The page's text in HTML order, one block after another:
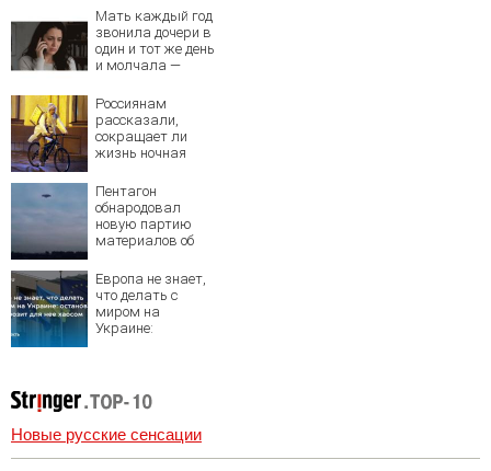
неизбежной
Мать каждый год
звонила дочери в
один и тот же день
и молчала —
раскрылась
слишком поздно:
история одной
семьи
Россиянам
рассказали,
сокращает ли
жизнь ночная
Пентагон
обнародовал
новую партию
материалов об
Вести.ru
Европа не знает,
что делать с
миром на
Украине:
Новые русские сенсации